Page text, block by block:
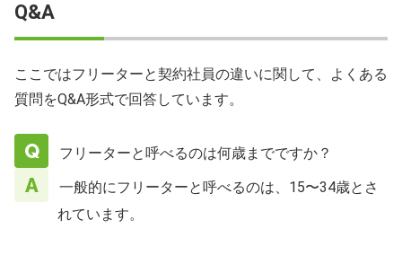
Q&A
ここではフリーターと契約社員の違いに関して、よくある
質問をQ&A形式で回答しています。
フリーターと呼べるのは何歳までですか？
一般的にフリーターと呼べるのは、15〜34歳とさ
れています。